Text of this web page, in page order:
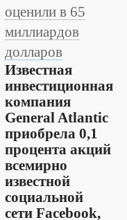
оценили в 65
миллиардов
долларов
Известная
инвестиционная
компания
General Atlantic
приобрела 0,1
процента акций
всемирно
известной
социальной
сети Facebook,